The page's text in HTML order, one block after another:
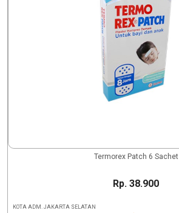
Termorex Patch 6 Sachet
Rp. 38.900
KOTA ADM. JAKARTA SELATAN